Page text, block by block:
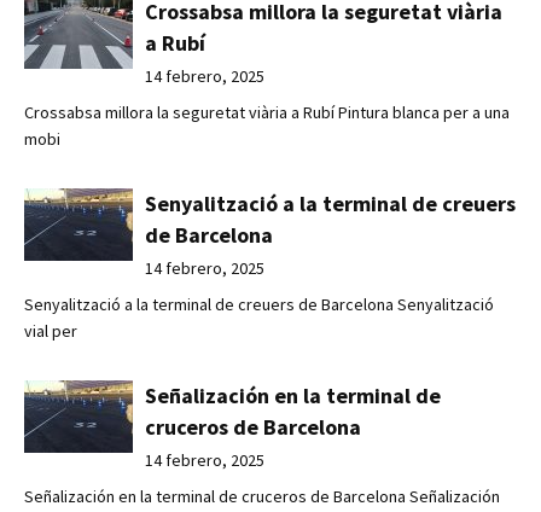
Crossabsa millora la seguretat viària
a Rubí
14 febrero, 2025
Crossabsa millora la seguretat viària a Rubí Pintura blanca per a una
mobi
Senyalització a la terminal de creuers
de Barcelona
14 febrero, 2025
Senyalització a la terminal de creuers de Barcelona Senyalització
vial per
Señalización en la terminal de
cruceros de Barcelona
14 febrero, 2025
Señalización en la terminal de cruceros de Barcelona Señalización